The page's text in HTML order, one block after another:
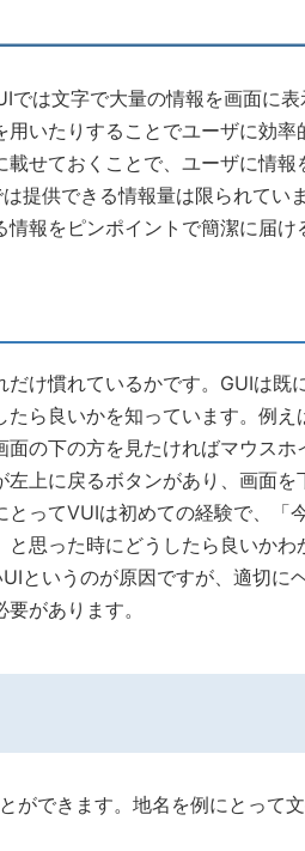
は文字で大量の情報を画面に
いたりすることでユーザに効率
せておくことで、ユーザに情報
提供できる情報量は限られてい
報をピンポイントで簡潔に届け
け慣れているかです。GUIは既
ら良いかを知っています。例え
の下の方を見たければマウスホ
上に戻るボタンがあり、画面を
ってVUIは初めての経験で、「
思った時にどうしたら良いかわ
というのが原因ですが、適切に
があります。
ができます。地名を例にとって